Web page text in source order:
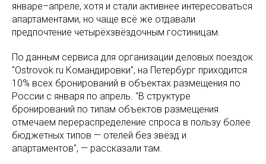
январе–апреле, хотя и стали активнее интересоваться
апартаментами, но чаще всё же отдавали
предпочтение четырёхзвёздочным гостиницам.
По данным сервиса для организации деловых поездок
"Ostrovok.ru Командировки", на Петербург приходится
10% всех бронирований в объектах размещения по
России с января по апрель. "В структуре
бронирований по типам объектов размещения
отмечаем перераспределение спроса в пользу более
бюджетных типов — отелей без звёзд и
апартаментов", — рассказали там.